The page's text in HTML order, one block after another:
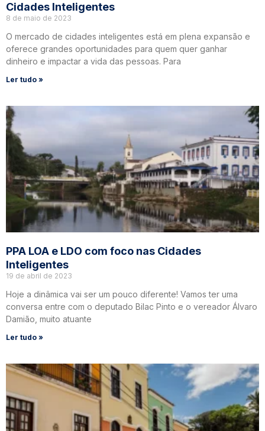
Cidades Inteligentes
8 de maio de 2023
O mercado de cidades inteligentes está em plena expansão e
oferece grandes oportunidades para quem quer ganhar
dinheiro e impactar a vida das pessoas. Para
Ler tudo »
PPA LOA e LDO com foco nas Cidades
Inteligentes
19 de abril de 2023
Hoje a dinâmica vai ser um pouco diferente! Vamos ter uma
conversa entre com o deputado Bilac Pinto e o vereador Álvaro
Damião, muito atuante
Ler tudo »